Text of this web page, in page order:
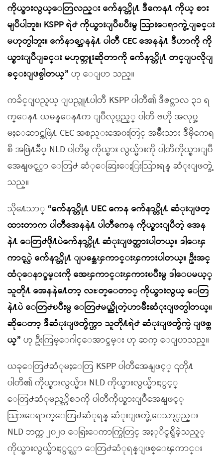
ကိုယ္စားလွယ္ေတြလည္း က်ေနာ္တို႔ ဒီကေန႔ ကိုယ္ စား
မျပဳပါဘူး။ KSPP ရဲ႕ ကိုယ္စားျပဳၿပီးမွ သြားေရာက္ခဲ့ျခင္း
မဟုတ္ပါဘူး။ က်ေနာ္အေနနဲ႔ ပါတီ CEC အေနနဲ႔ ဒီဟာကို ကို
ယ္စားျပဳျခင္း မဟုတ္ဘူးဆိုတာကို က်ေနာ္တို႔ တင္ျပလိုျ
ခင္းျဖစ္ပါတယ္” ဟု ေျပာ သည္။
ကခ်င္ျပည္နယ္ ျပည္သူ႔ပါတီ KSPP ပါတီ၏ ဒီဇင္ဘာလ ၃၁ ရ
က္ေန႔ ယမန္ေန႔က ျပဳလုပ္သည့္ ပါတီ ဗဟို အလုပ္အ
မႈေဆာင္အဖြဲ႔ CEC အစည္းအေ၀းတြင္ အမ်ိဳးသား ဒီမိုကေရ
စီ အဖြဲ႔ခ်ဳပ္ NLD ပါတီမွ ကိုယ္စား လွယ္မ်ားကို ပါတီကိုယ္စားျပဳ
အေနျဖင့္သာ ေတြ႕ ဆံုေဆြးေႏြးသြားရန္ ဆံုးျဖတ္ခဲ့
သည္။
သို႔ေသာ္ “က်ေနာ္တို႔ UEC ကေန က်ေနာ္တို႔ ဆံုးျဖတ္
ထားတာက ပါတီအေနနဲ႔ ပါတီကေန ကိုယ္စားျပဳတဲ့ အေန
နဲ႔ ေတြ႕ဖို႔ပဲက်ေနာ္တို႔ ဆံုးျဖတ္ထားပါတယ္။ ဒါေၾ
ကာင့္လဲ က်ေနာ္တို႔ ျပန္အေၾကာင္းၾကားပါတယ္။ ဦးအင္
ထံုေနာ္ခမ္းကို အေၾကာင္းၾကားၿပီးမွ ဒါေပမယ့္
သူတို႔ အေနနဲ႔ေတာ့ လႊတ္ေတာ္ ကိုယ္စားလွယ္ ေတြ
နဲ႔ပဲ ေတြ႕ၿပီးမွ ေတြ႕မယ္ဆိုတဲ့ဟာမ်ိဳးဆံုးျဖတ္ပါတယ္။
ဆိုေတာ့ ဒီဆံုးျဖတ္ခ်က္ဟာ သူတို႔ရဲ႕ ဆံုးျဖတ္ခ်က္ပဲ ျဖစ္တ
ယ္” ဟု ဦးကြမ္ေဂါင္ေအာင္ခမ္း ဟု ဆက္ ေျပာသည္။
ယခုေတြ႕ဆံုမႈေတြ KSPP ပါတီအေနျဖင့္ ၎တို႔
ပါတီ၏ ကိုယ္စားလွယ္မ်ား NLD ကိုယ္စားလွယ္မ်ားႏွင့္
ေတြ႕ဆံုမည့္ကိစၥကို ပါတီကိုယ္စားျပဳအေနျဖင့္
သြားေရာက္ေတြ႕ဆံုရန္ ဆံုးျဖတ္ခဲ့ေသာ္လည္း
NLD ဘက္က ၂၀၂၀ ေရြးေကာက္ပြဲတြင္ အႏုိင္ရရွိခဲ့သည့္
ကိုယ္စားလွယ္မ်ားႏွင့္သာ ေတြ႕ဆံုရန္ျဖစ္ေၾကာင္း